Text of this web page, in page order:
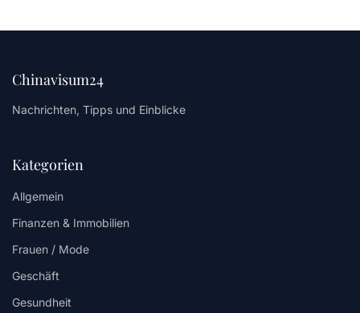
Chinavisum24
Nachrichten, Tipps und Einblicke
Kategorien
Allgemein
Finanzen & Immobilien
Frauen / Mode
Geschäft
Gesundheit